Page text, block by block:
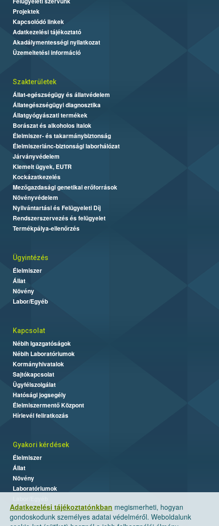
Adatkezelési tájékoztatónkban megismerheti, hogyan
gondoskodunk személyes adatai védelméről. Weboldalunk
Projektek
Kapcsolódó linkek
Adatkezelési tájékoztató
Akadálymentességi nyilatkozat
Üzemeltetési információ
Szakterületek
Állat-egészségügy és állatvédelem
Állategészségügyi diagnosztika
Állatgyógyászati termékek
Borászat és alkoholos italok
Élelmiszer- és takarmánybiztonság
Élelmiszerlánc-biztonsági laborhálózat
Járványvédelem
Kiemelt ügyek, EUTR
Kockázatkezelés
Mezőgazdasági genetikai erőforrások
Növényvédelem
Nyilvántartási és Felügyeleti Díj
Rendszerszervezés és felügyelet
Termékpálya-ellenőrzés
Ügyintézés
Élelmiszer
Állat
Növény
Labor/Egyéb
Kapcsolat
Nébih Igazgatóságok
Nébih Laboratóriumok
Kormányhivatalok
Sajtókapcsolat
Ügyfélszolgálat
Hatósági jogsegély
Élelmiszermentő Központ
Hírlevél feliratkozás
Gyakori kérdések
Élelmiszer
Állat
Növény
Laboratóriumok